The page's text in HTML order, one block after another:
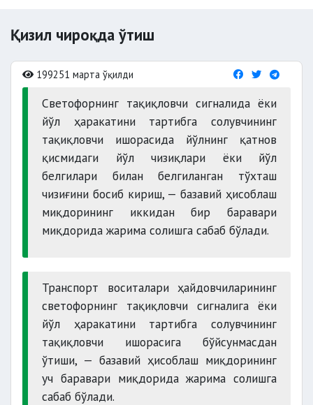
Қизил чироқда ўтиш
199251 марта ўқилди
Светофорнинг тақиқловчи сигналида ёки
йўл ҳаракатини тартибга солувчининг
тақиқловчи ишорасида йўлнинг қатнов
қисмидаги йўл чизиқлари ёки йўл
белгилари билан белгиланган тўхташ
чизиғини босиб кириш, — базавий ҳисоблаш
миқдорининг иккидан бир баравари
миқдорида жарима солишга сабаб бўлади.
Транспорт воситалари ҳайдовчиларининг
светофорнинг тақиқловчи сигналига ёки
йўл ҳаракатини тартибга солувчининг
тақиқловчи ишорасига бўйсунмасдан
ўтиши, — базавий ҳисоблаш миқдорининг
уч баравари миқдорида жарима солишга
сабаб бўлади.